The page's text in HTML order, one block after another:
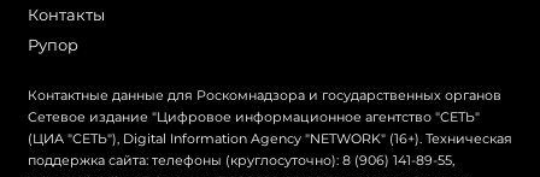
Контакты
Рупор
Контактные данные для Роскомнадзора и государственных органов
Сетевое издание "Цифровое информационное агентство "СЕТЬ"
(ЦИА "СЕТЬ"), Digital Information Agency "NETWORK" (16+). Техническая
поддержка сайта: телефоны (круглосуточно): 8 (906) 141-89-55,